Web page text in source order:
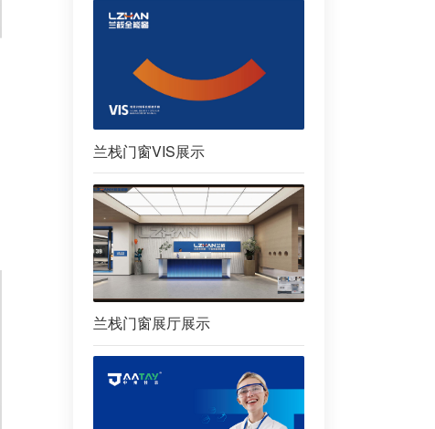
兰栈门窗VIS展示
兰栈门窗展厅展示